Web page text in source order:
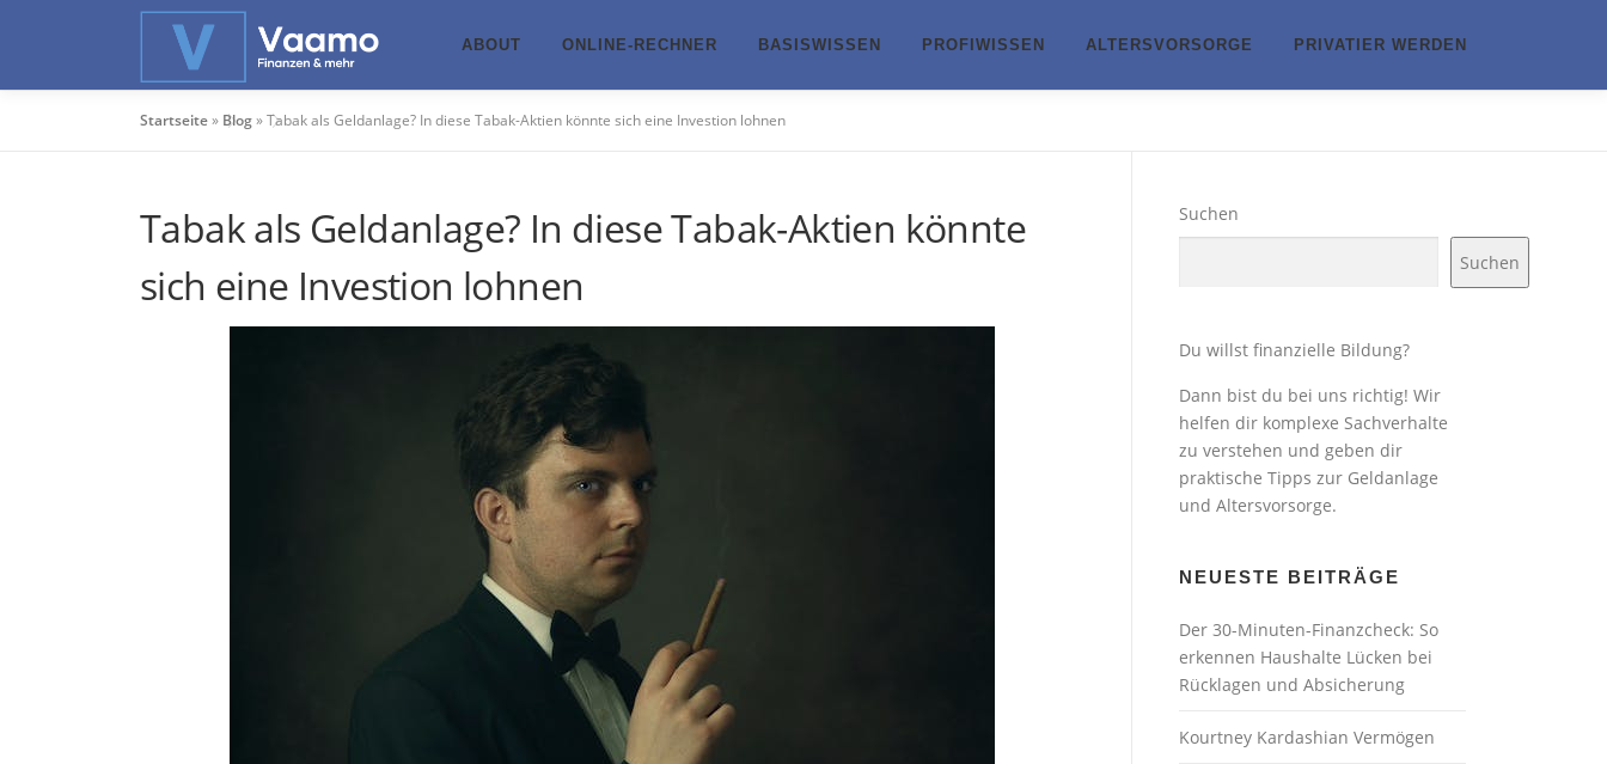
ABOUT ONLINE-RECHNER BASISWISSEN PROFIWISSEN ALTERSVORSORGE PRIVATIER WERDEN
Startseite» Blog»Tabak als Geldanlage? In diese Tabak-Aktien könnte sich eine Investion lohnen
Tabak als Geldanlage? In diese Tabak-Aktien könnte
sich eine Investion lohnen
Suchen
Suchen
Du willst finanzielle Bildung?
Dann bist du bei uns richtig! Wir
helfen dir komplexe Sachverhalte
zu verstehen und geben dir
praktische Tipps zur Geldanlage
und Altersvorsorge.
NEUESTE BEITRÄGE
Der 30-Minuten-Finanzcheck: So
erkennen Haushalte Lücken bei
Rücklagen und Absicherung
Kourtney Kardashian Vermögen